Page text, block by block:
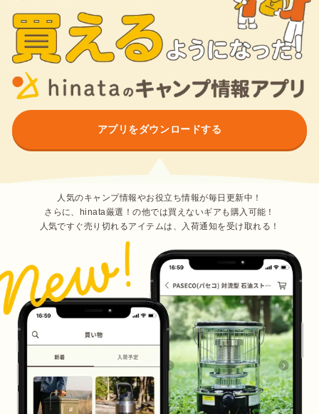
アプリをダウンロードする
人気のキャンプ情報やお役立ち情報が毎日更新中！
さらに、hinata厳選！の他では買えないギアも購入可能！
人気ですぐ売り切れるアイテムは、入荷通知を受け取れる！